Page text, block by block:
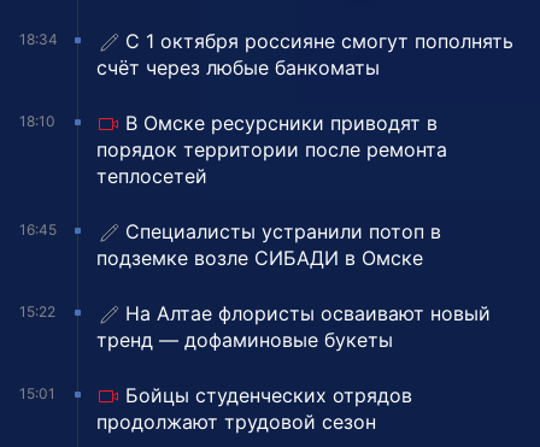
18:34
С 1 октября россияне смогут пополнять
счёт через любые банкоматы
18:10
В Омске ресурсники приводят в
порядок территории после ремонта
теплосетей
16:45
Специалисты устранили потоп в
подземке возле СИБАДИ в Омске
15:22
На Алтае флористы осваивают новый
тренд — дофаминовые букеты
15:01
Бойцы студенческих отрядов
продолжают трудовой сезон